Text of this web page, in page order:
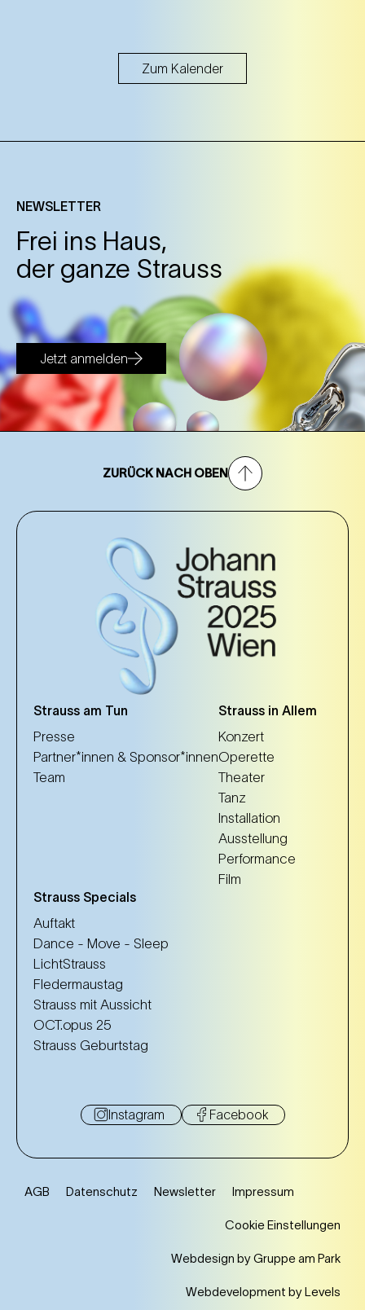
Zum Kalender
NEWSLETTER
Frei ins Haus,
der ganze Strauss
Jetzt anmelden
ZURÜCK NACH OBEN
Strauss am Tun
Presse
Partner*innen & Sponsor*innen
Team
Strauss in Allem
Konzert
Operette
Theater
Tanz
Installation
Ausstellung
Performance
Film
Strauss Specials
Auftakt
Dance - Move - Sleep
LichtStrauss
Fledermaustag
Strauss mit Aussicht
OCT.opus 25
Strauss Geburtstag
Instagram Facebook
AGB Datenschutz Newsletter Impressum
Cookie Einstellungen
Webdesign by Gruppe am Park
Webdevelopment by Levels